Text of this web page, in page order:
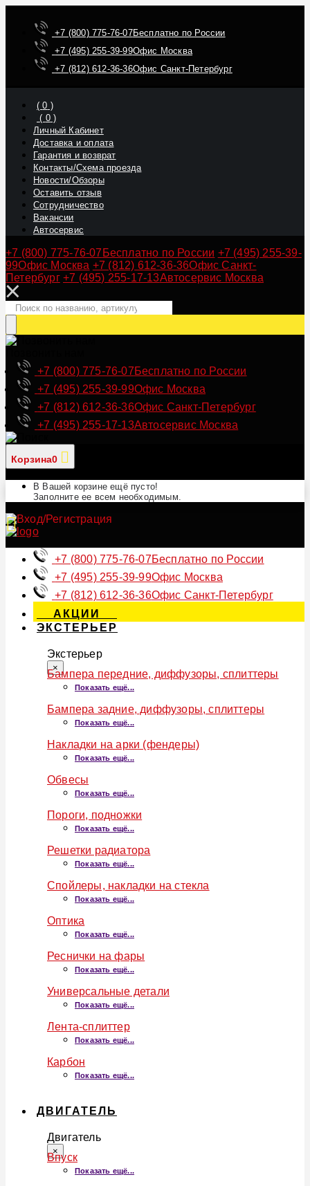
+7 (800) 775-76-07Бесплатно по России
+7 (495) 255-39-99Офис Москва
+7 (812) 612-36-36Офис Санкт-Петербург
(0 )
( 0)
Личный Кабинет
Доставка и оплата
Гарантия и возврат
Контакты/Схема проезда
Новости/Обзоры
Оставить отзыв
Сотрудничество
Вакансии
Автосервис
+7 (800) 775-76-07 Бесплатно по России +7 (495) 255-39-
99Офис Москва +7 (812) 612-36-36Офис Санкт-
Петербург +7 (495) 255-17-13Автосервис Москва
+7 (800) 775-76-07Бесплатно по России
+7 (495) 255-39-99Офис Москва
+7 (812) 612-36-36Офис Санкт-Петербург
+7 (495) 255-17-13Автосервис Москва
Корзина0
В Вашей корзине ещё пусто!
Заполните ее всем необходимым.
+7 (800) 775-76-07Бесплатно по России
+7 (495) 255-39-99Офис Москва
+7 (812) 612-36-36Офис Санкт-Петербург
АКЦИИ
ЭКСТЕРЬЕР
Экстерьер
×
Бампера передние, диффузоры, сплиттеры
Показать ещё...
Бампера задние, диффузоры, сплиттеры
Показать ещё...
Накладки на арки (фендеры)
Показать ещё...
Обвесы
Показать ещё...
Пороги, подножки
Показать ещё...
Решетки радиатора
Показать ещё...
Спойлеры, накладки на стекла
Показать ещё...
Оптика
Показать ещё...
Реснички на фары
Показать ещё...
Универсальные детали
Показать ещё...
Лента-сплиттер
Показать ещё...
Карбон
Показать ещё...
ДВИГАТЕЛЬ
Двигатель
×
Впуск
Показать ещё...